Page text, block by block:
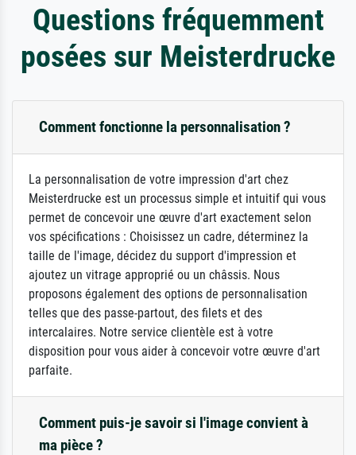
Questions fréquemment
posées sur Meisterdrucke
Comment fonctionne la personnalisation ?
La personnalisation de votre impression d'art chez
Meisterdrucke est un processus simple et intuitif qui vous
permet de concevoir une œuvre d'art exactement selon
vos spécifications : Choisissez un cadre, déterminez la
taille de l'image, décidez du support d'impression et
ajoutez un vitrage approprié ou un châssis. Nous
proposons également des options de personnalisation
telles que des passe-partout, des filets et des
intercalaires. Notre service clientèle est à votre
disposition pour vous aider à concevoir votre œuvre d'art
parfaite.
Comment puis-je savoir si l'image convient à
ma pièce ?